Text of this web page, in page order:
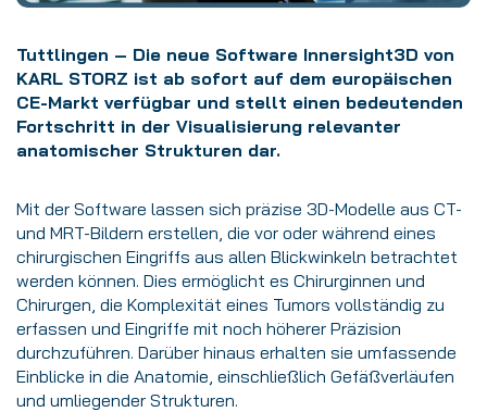
Tuttlingen – Die neue Software Innersight3D von
KARL STORZ ist ab sofort auf dem europäischen
CE-Markt verfügbar und stellt einen bedeutenden
Fortschritt in der Visualisierung relevanter
anatomischer Strukturen dar.
Mit der Software lassen sich präzise 3D-Modelle aus CT-
und MRT-Bildern erstellen, die vor oder während eines
chirurgischen Eingriffs aus allen Blickwinkeln betrachtet
werden können. Dies ermöglicht es Chirurginnen und
Chirurgen, die Komplexität eines Tumors vollständig zu
erfassen und Eingriffe mit noch höherer Präzision
durchzuführen. Darüber hinaus erhalten sie umfassende
Einblicke in die Anatomie, einschließlich Gefäßverläufen
und umliegender Strukturen.